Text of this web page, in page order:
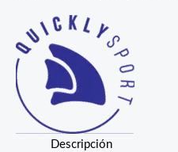
Descripción